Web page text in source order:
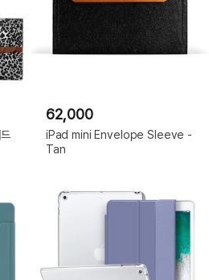
62,000
iPad mini Envelope Sleeve -
Tan